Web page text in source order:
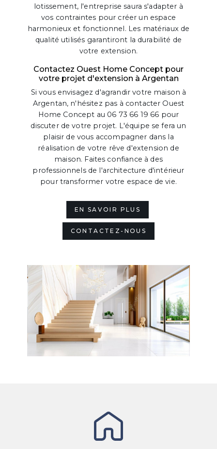
lotissement, l'entreprise saura s'adapter à
vos contraintes pour créer un espace
harmonieux et fonctionnel. Les matériaux de
qualité utilisés garantiront la durabilité de
votre extension.
Contactez Ouest Home Concept pour
votre projet d'extension à Argentan
Si vous envisagez d'agrandir votre maison à
Argentan, n'hésitez pas à contacter Ouest
Home Concept au 06 73 66 19 66 pour
discuter de votre projet. L'équipe se fera un
plaisir de vous accompagner dans la
réalisation de votre rêve d'extension de
maison. Faites confiance à des
professionnels de l'architecture d'intérieur
pour transformer votre espace de vie.
EN SAVOIR PLUS
CONTACTEZ-NOUS